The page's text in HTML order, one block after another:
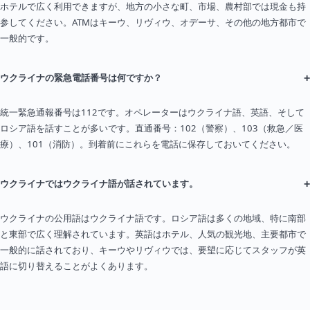
ホテルで広く利用できますが、地方の小さな町、市場、農村部では現金も持
参してください。ATMはキーウ、リヴィウ、オデーサ、その他の地方都市で
一般的です。
ウクライナの緊急電話番号は何ですか？ +
統一緊急通報番号は112です。オペレーターはウクライナ語、英語、そして
ロシア語を話すことが多いです。直通番号：102（警察）、103（救急／医
療）、101（消防）。到着前にこれらを電話に保存しておいてください。
ウクライナではウクライナ語が話されています。 +
ウクライナの公用語はウクライナ語です。ロシア語は多くの地域、特に南部
と東部で広く理解されています。英語はホテル、人気の観光地、主要都市で
一般的に話されており、キーウやリヴィウでは、要望に応じてスタッフが英
語に切り替えることがよくあります。